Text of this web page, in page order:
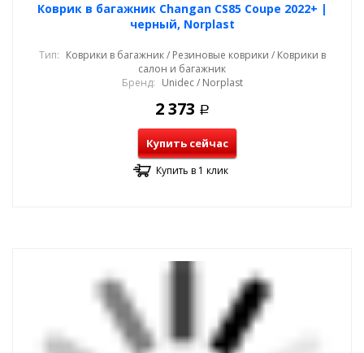
Коврик в багажник Changan CS85 Coupe 2022+ |
черный, Norplast
Тип: Коврики в багажник / Резиновые коврики / Коврики в
салон и багажник
Бренд: Unidec / Norplast
2 373 Р
Купить сейчас
Купить в 1 клик